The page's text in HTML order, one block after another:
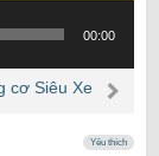
00:00
cơ Siêu Xe
Yêu thích